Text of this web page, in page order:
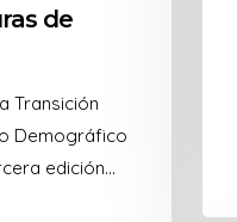
de
Transición
Demográfico
edición…